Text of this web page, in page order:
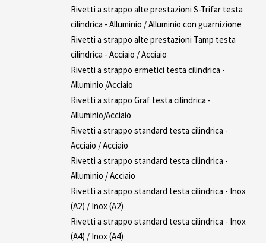
Rivetti a strappo alte prestazioni S-Trifar testa
cilindrica - Alluminio / Alluminio con guarnizione
Rivetti a strappo alte prestazioni Tamp testa
cilindrica - Acciaio / Acciaio
Rivetti a strappo ermetici testa cilindrica -
Alluminio /Acciaio
Rivetti a strappo Graf testa cilindrica -
Alluminio/Acciaio
Rivetti a strappo standard testa cilindrica -
Acciaio / Acciaio
Rivetti a strappo standard testa cilindrica -
Alluminio / Acciaio
Rivetti a strappo standard testa cilindrica - Inox
(A2) / Inox (A2)
Rivetti a strappo standard testa cilindrica - Inox
(A4) / Inox (A4)